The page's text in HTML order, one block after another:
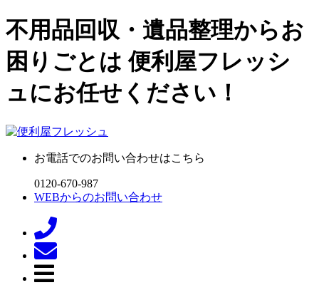
不用品回収・遺品整理からお
困りごとは 便利屋フレッシ
ュにお任せください！
お電話でのお問い合わせはこちら
0120-670-987
WEBからのお問い合わせ